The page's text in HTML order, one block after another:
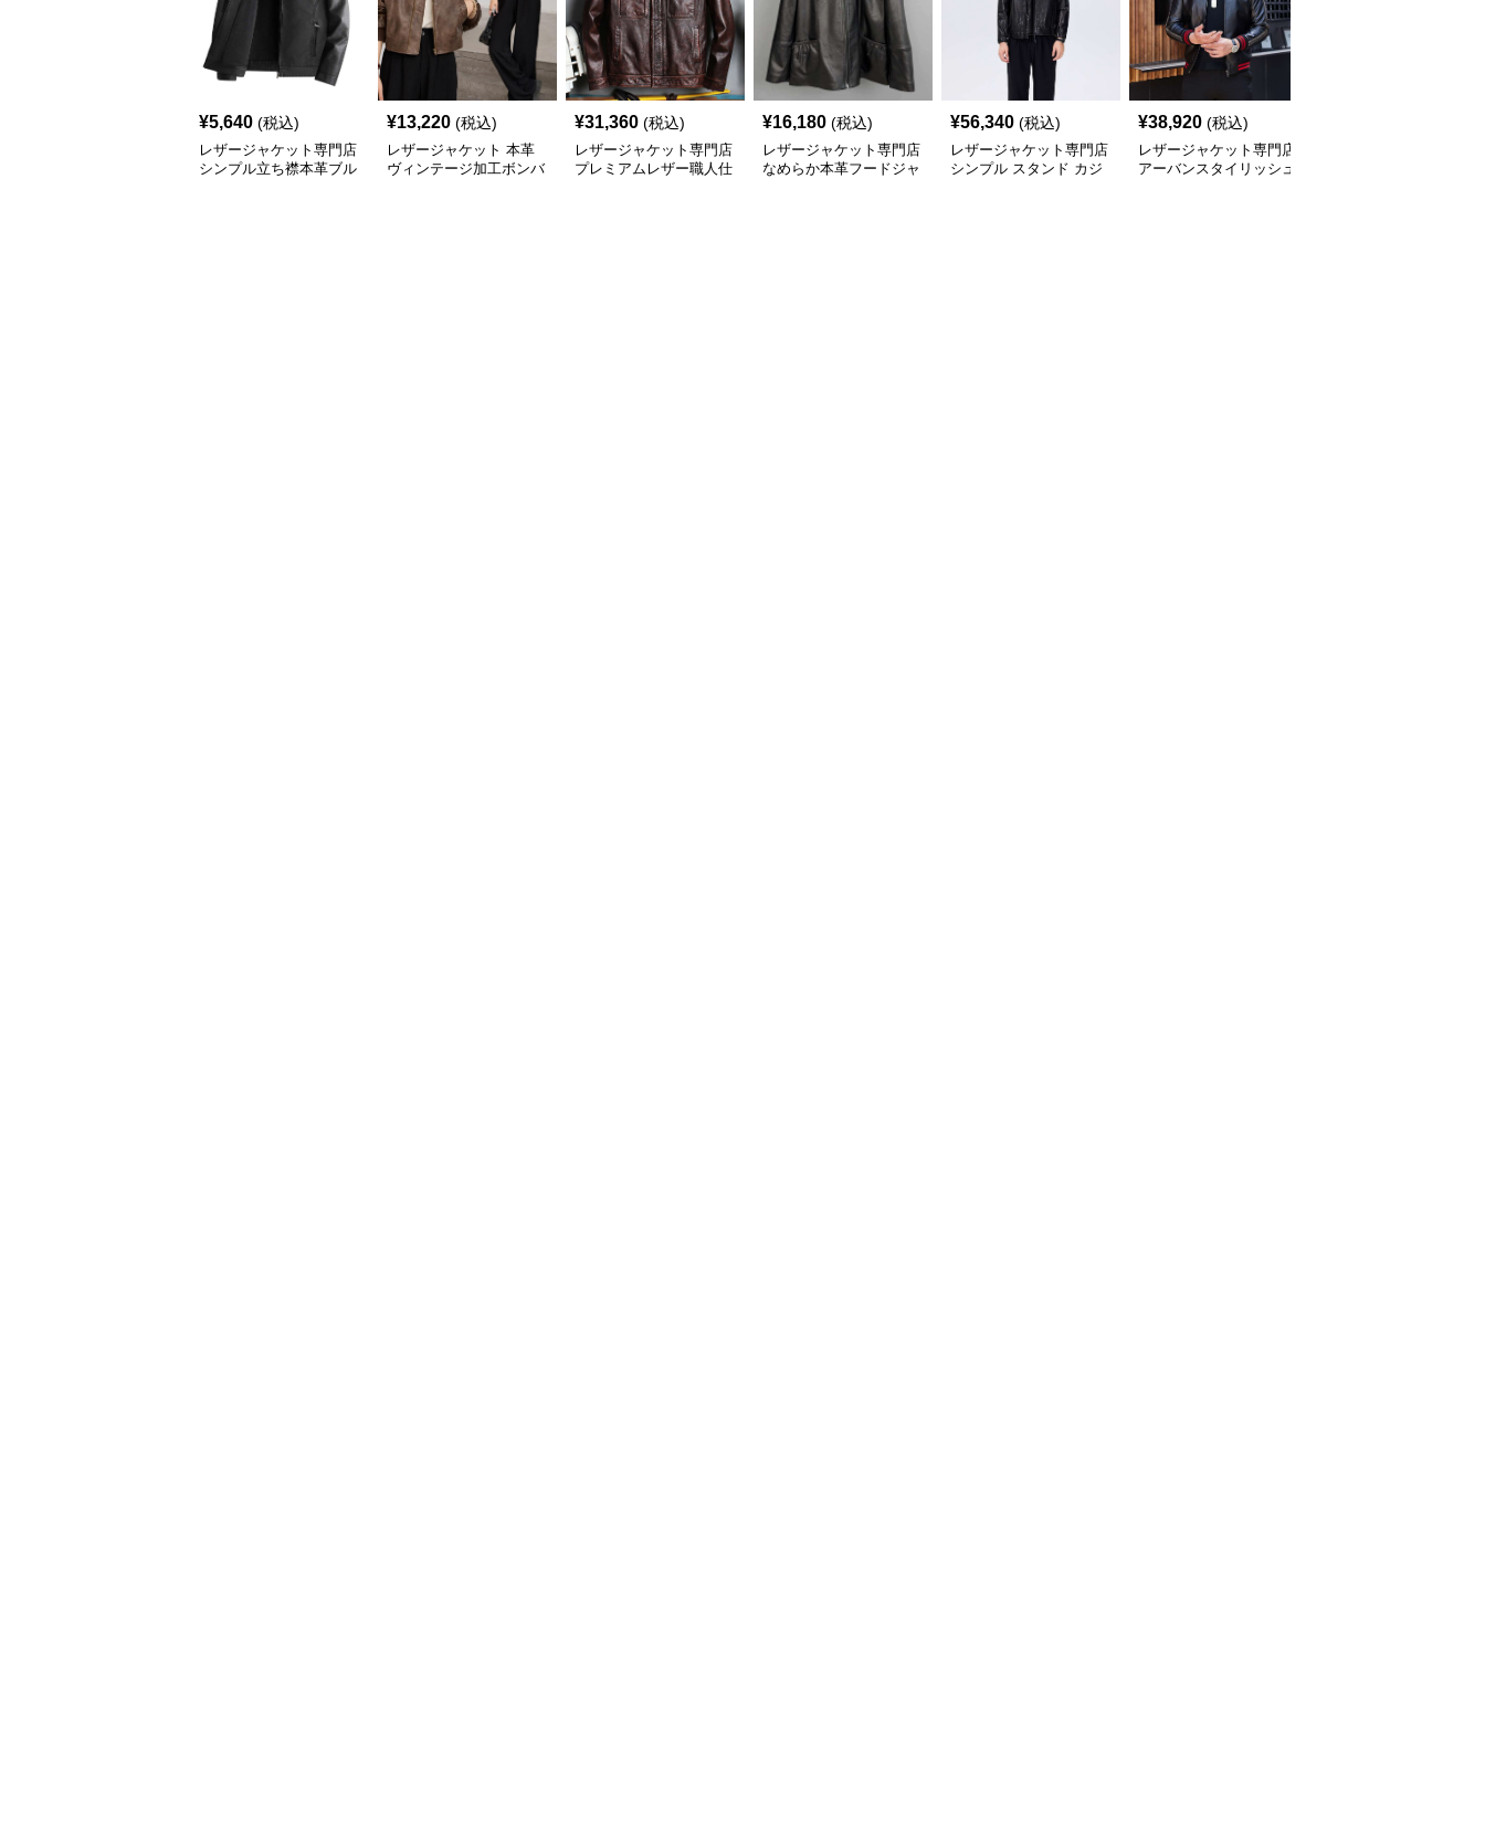
¥5,640 (税込)
レザージャケット専門店
シンプル立ち襟本革ブル
¥13,220 (税込)
レザージャケット 本革
ヴィンテージ加工ボンバ
¥31,360 (税込)
レザージャケット専門店
プレミアムレザー職人仕
¥16,180 (税込)
レザージャケット専門店
なめらか本革フードジャ
¥56,340 (税込)
レザージャケット専門店
シンプル スタンド カジ
¥38,920 (税込)
レザージャケット専門店
アーバンスタイリッシュ